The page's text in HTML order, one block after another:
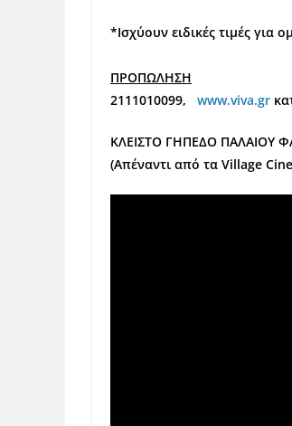
*Ισχύουν ειδικές τιμές για
ΠΡΟΠΩΛΗΣΗ
2111010099,
www.viva.gr
ΚΛΕΙΣΤΟ ΓΗΠΕΔΟ ΠΑΛΑΙΟΥ
(Απέναντι από τα Village